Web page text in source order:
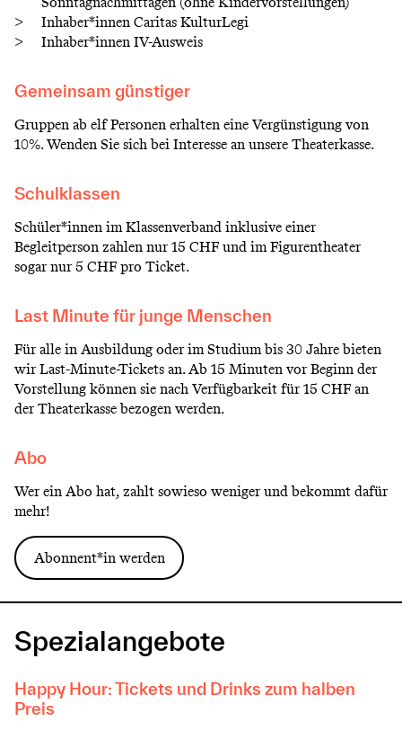
Inhaber*innen Caritas KulturLegi
Inhaber*innen IV-Ausweis
Gemeinsam günstiger
Gruppen ab elf Personen erhalten eine Vergünstigung von
10%. Wenden Sie sich bei Interesse an unsere Theaterkasse.
Schulklassen
Schüler*innen im Klassenverband inklusive einer
Begleitperson zahlen nur 15 CHF und im Figurentheater
sogar nur 5 CHF pro Ticket.
Last Minute für junge Menschen
Für alle in Ausbildung oder im Studium bis 30 Jahre bieten
wir Last-Minute-Tickets an. Ab 15 Minuten vor Beginn der
Vorstellung können sie nach Verfügbarkeit für 15 CHF an
der Theaterkasse bezogen werden.
Abo
Wer ein Abo hat, zahlt sowieso weniger und bekommt dafür
mehr!
Abonnent*in werden
Spezialangebote
Happy Hour: Tickets und Drinks zum halben
Preis